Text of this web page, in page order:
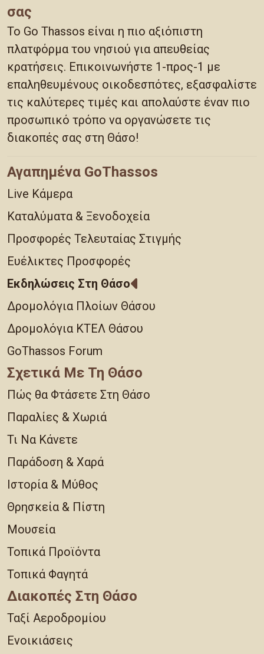
σας
Το Go Thassos είναι η πιο αξιόπιστη
πλατφόρμα του νησιού για απευθείας
κρατήσεις. Επικοινωνήστε 1-προς-1 με
επαληθευμένους οικοδεσπότες, εξασφαλίστε
τις καλύτερες τιμές και απολαύστε έναν πιο
προσωπικό τρόπο να οργανώσετε τις
διακοπές σας στη Θάσο!
Αγαπημένα GoThassos
Live Κάμερα
Καταλύματα & Ξενοδοχεία
Προσφορές Τελευταίας Στιγμής
Ευέλικτες Προσφορές
Εκδηλώσεις Στη Θάσο
Δρομολόγια Πλοίων Θάσου
Δρομολόγια ΚΤΕΛ Θάσου
GoThassos Forum
Σχετικά Με Τη Θάσο
Πώς θα Φτάσετε Στη Θάσο
Παραλίες & Χωριά
Τι Να Κάνετε
Παράδοση & Χαρά
Ιστορία & Μύθος
Θρησκεία & Πίστη
Μουσεία
Τοπικά Προϊόντα
Τοπικά Φαγητά
Διακοπές Στη Θάσο
Ταξί Αεροδρομίου
Ενοικιάσεις